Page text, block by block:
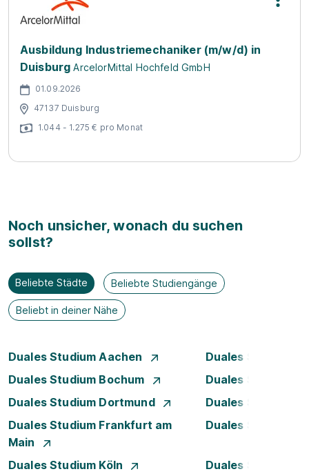
Ausbildung Industriemechaniker (m/w/d) in
Duisburg ArcelorMittal Hochfeld GmbH
01.09.2026
47137 Duisburg
1.044 - 1.275 € pro Monat
Noch unsicher, wonach du suchen
sollst?
Beliebte Städte Beliebte Studiengänge
Beliebt in deiner Nähe
Duales Studium Aachen
Duales Studium
Duales Studium Bochum
Duales Studium
Duales Studium Dortmund
Duales Studium
Duales Studium Frankfurt am
Main
Duales Studium
Duales Studium Köln
Duales Studium